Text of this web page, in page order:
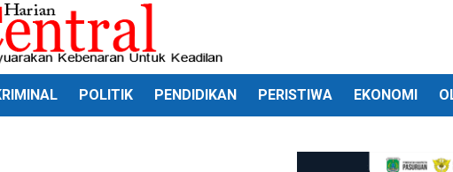
POLITIK PENDIDIKAN PERISTIWA EKONOMI